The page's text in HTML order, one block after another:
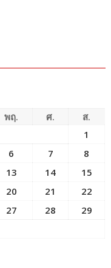
พฤ. ศ.
ส.
1
6 7
8
13 14
15
20 21
22
27 28
29